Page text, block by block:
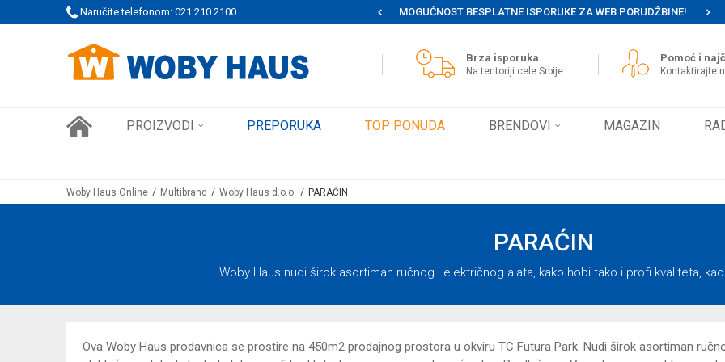
Naručite telefonom: 021 210 2100
WOBY KARTICA NAGRAĐUJE SVAKU KUPOVINU! MOGUĆNOST BESPLATNE ISPORUKE ZA WEB PORUDŽBINE!
Brza isporuka
Na teritoriji cele Srbije
Pomoć i
Kontaktirajte
PROIZVODI PREPORUKA TOP PONUDA BRENDOVI MAGAZIN
Woby Haus Online Multibrand Woby Haus d.o.o. PARAĆIN
PARAĆIN
Woby Haus nudi širok asortiman ručnog i električnog alata, kako hobi tako i profi kvaliteta,
Ova Woby Haus prodavnica se prostire na 450m2 prodajnog prostora u okviru TC Futura Park. Nudi širok asortiman